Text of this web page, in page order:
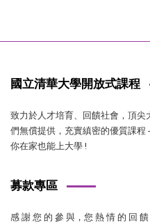
國立清華大學開放式課程
致力於人才培育、回饋社會，頂尖
們無償提供，充實縝密的優質課程
你在家也能上大學 !
募款專區
感 謝 您 的 參 與，您 熱 情 的 回